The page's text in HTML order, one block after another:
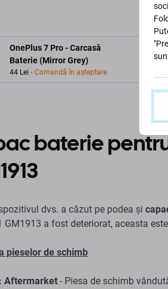
OnePlus 7 Pro - Carcasă
Baterie (Mirror Grey)
44 Lei Comandă în așteptare
baterie pentru
dvs. a căzut pe podea și
GM1913 a fost deteriorat, aceasta
pieselor de schimb
Aftermarket - Piesa de schimb